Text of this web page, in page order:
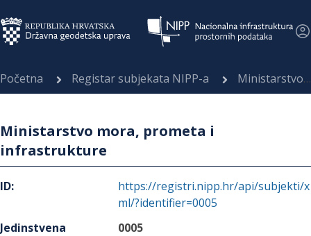
Početna Registar subjekata NIPP-a Ministarstvo mora, prometa i infrastrukture
Ministarstvo mora, prometa i
infrastrukture
ID:
https://registri.nipp.hr/api/subjekti/x
ml/?identifier=0005
Jedinstvena
0005